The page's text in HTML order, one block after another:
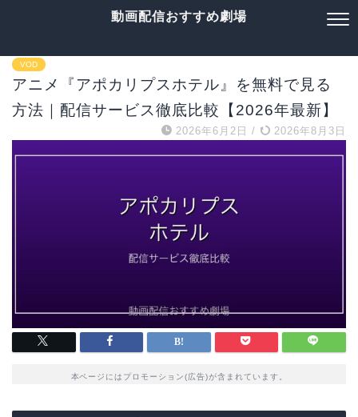
動画配信おすすめ劇場
VOD
アニメ『アポカリプスホテル』を無料で見る
方法｜配信サービス徹底比較【2026年最新】
2026年6月2日 / 2026年8月3日
本ページにはプロモーション(広告)が含まれています。